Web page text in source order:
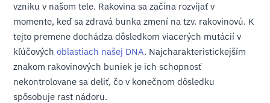
vzniku v našom tele. Rakovina sa začína rozvíjať v
momente, keď sa zdravá bunka zmení na tzv. rakovinovú. K
tejto premene dochádza dôsledkom viacerých mutácií v
kľúčových oblastiach našej DNA. Najcharakteristickejším
znakom rakovinových buniek je ich schopnosť
nekontrolovane sa deliť, čo v konečnom dôsledku
spôsobuje rast nádoru.